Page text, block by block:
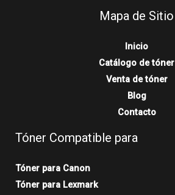
Mapa de Sitio
Inicio
Catálogo de tóner
Venta de tóner
Blog
Contacto
Tóner Compatible para
Tóner para Canon
Tóner para Lexmark